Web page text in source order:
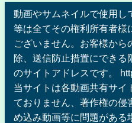
動画やサムネイルで使用し
等は全てその権利所有者様
ございません。お客様から
除、送信防止措置にでき
のサイトアドレスです。
当サイトは各動画共有サイ
ておりません、著作権の侵
め込み動画等に問題がある